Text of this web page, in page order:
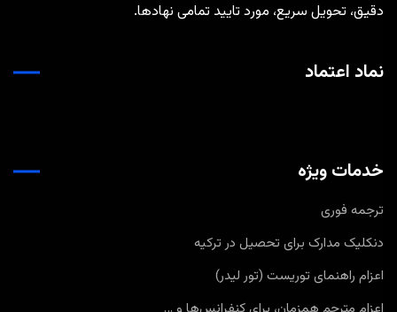
دقیق، تحویل سریع، مورد تایید تمامی نهادها.
نماد اعتماد
خدمات ویژه
ترجمه فوری
دنکلیک مدارک برای تحصیل در ترکیه
اعزام راهنمای توریست (تور لیدر)